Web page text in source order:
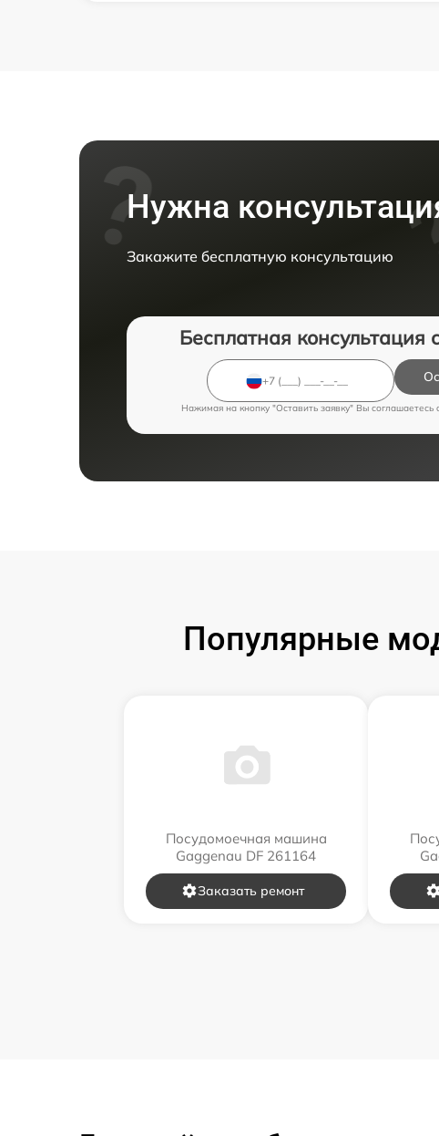
Нужна
Закажите бесплатную консультацию
Бесплатная консультация
Нажимая на кнопку "Оставить заявку" Вы соглашаетесь
Популярные
Посудомоечная машина
Gaggenau DF 261164
Заказать ремонт